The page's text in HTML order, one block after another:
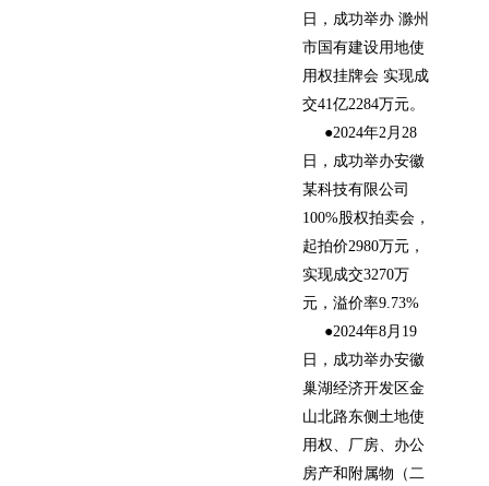
日，成功举办 滁州
市国有建设用地使
用权挂牌会 实现成
交41亿2284万元。
●2024年2月28
日，成功举办安徽
某科技有限公司
100%股权拍卖会，
起拍价2980万元，
实现成交3270万
元，溢价率9.73%
●2024年8月19
日，成功举办安徽
巢湖经济开发区金
山北路东侧土地使
用权、厂房、办公
房产和附属物（二